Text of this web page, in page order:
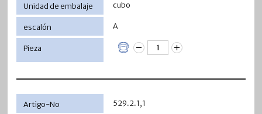
cubo
A
529.2.1,1